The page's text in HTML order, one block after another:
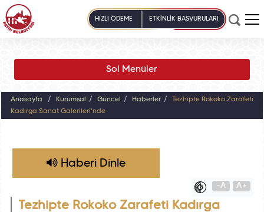
HIZLI ÖDEME ETKİNLİK BAŞVURULARI
Sol Menüler
Anasayfa Kurumsal Güncel Haberler
Tezhipte Rokoko Zarafeti
Kadırga Sanat Galerileri'nde
Haberi Dinle
-A A+
Tezhipte Rokoko Zarafeti Kadırga